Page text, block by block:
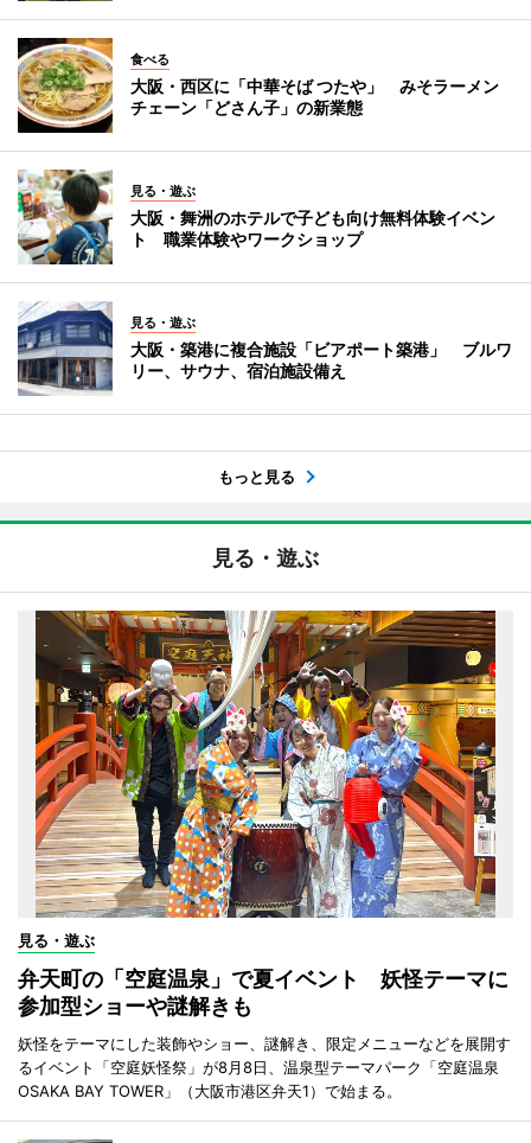
食べる
大阪・西区に「中華そば つたや」 みそラーメン
チェーン「どさん子」の新業態
見る・遊ぶ
大阪・舞洲のホテルで子ども向け無料体験イベン
ト 職業体験やワークショップ
見る・遊ぶ
大阪・築港に複合施設「ビアポート築港」 ブルワ
リー、サウナ、宿泊施設備え
もっと見る
見る・遊ぶ
見る・遊ぶ
弁天町の「空庭温泉」で夏イベント 妖怪テーマに
参加型ショーや謎解きも
妖怪をテーマにした装飾やショー、謎解き、限定メニューなどを展開す
るイベント「空庭妖怪祭」が8月8日、温泉型テーマパーク「空庭温泉
OSAKA BAY TOWER」（大阪市港区弁天1）で始まる。